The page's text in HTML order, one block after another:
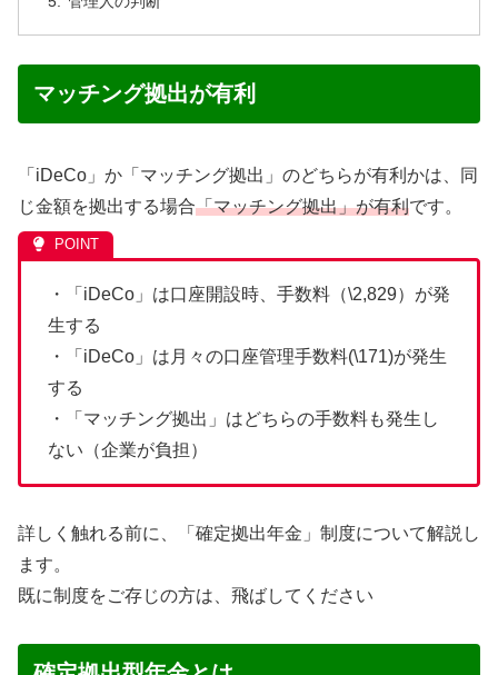
マッチング拠出が有利
「iDeCo」か「マッチング拠出」のどちらが有利かは、同
じ金額を拠出する場合「マッチング拠出」が有利です。
・「iDeCo」は口座開設時、手数料（\2,829）が発
生する
・「iDeCo」は月々の口座管理手数料(\171)が発生
する
・「マッチング拠出」はどちらの手数料も発生し
ない（企業が負担）
詳しく触れる前に、「確定拠出年金」制度について解説し
ます。
既に制度をご存じの方は、飛ばしてください